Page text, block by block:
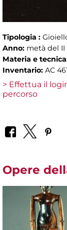
Tipologia :
Anno: metà del II
Materia e
Inventario: AC
> Effettua il
percorso
Opere